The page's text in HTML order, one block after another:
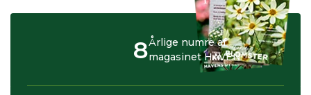
Årlige numre af
magasinet HAVEN
8